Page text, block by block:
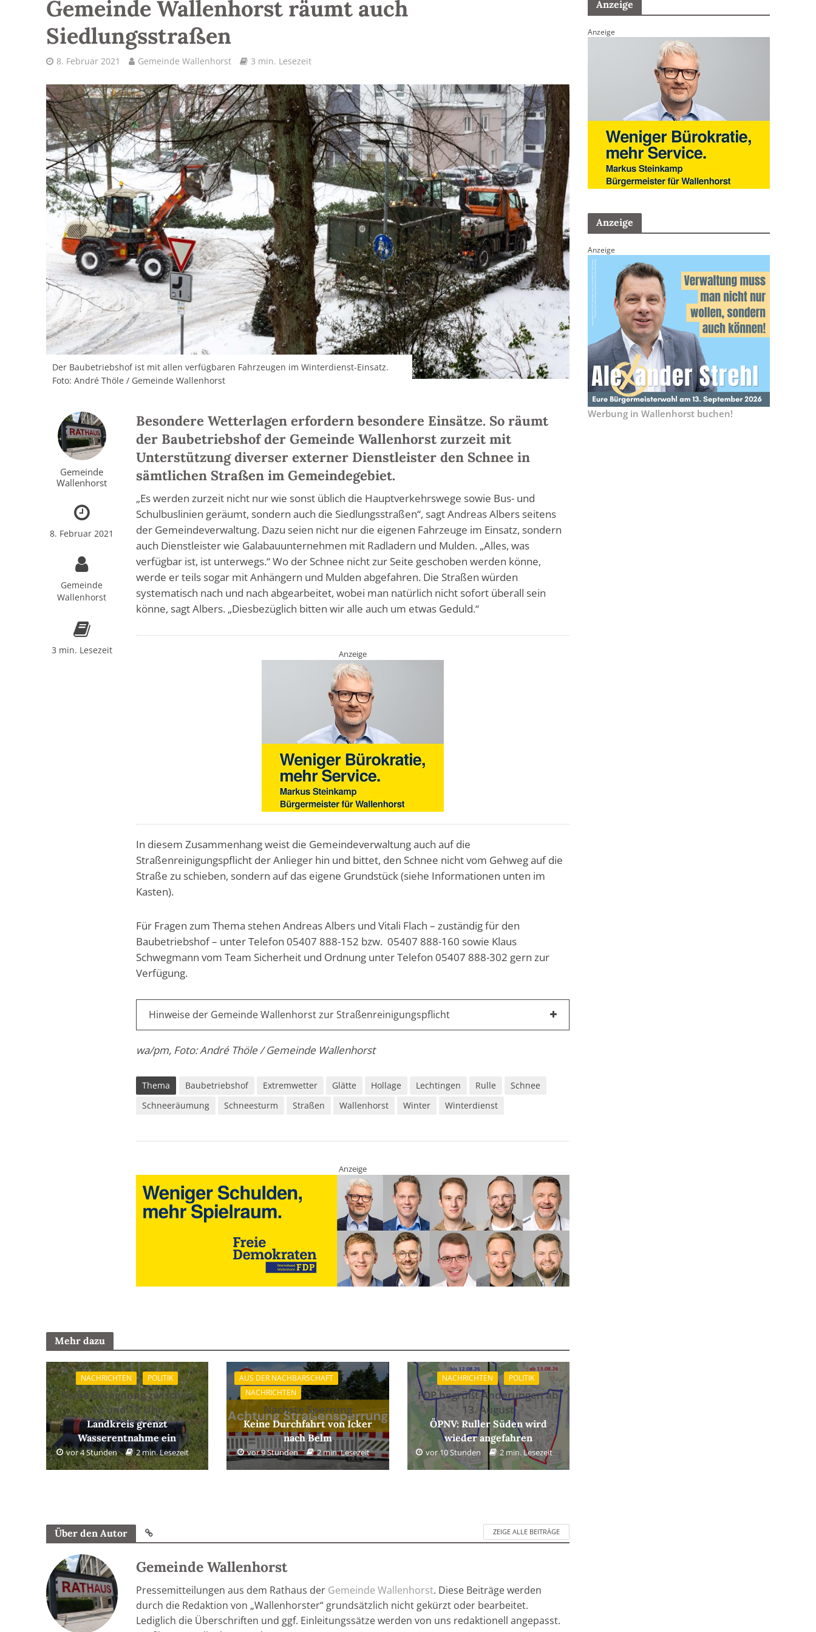
Gemeinde Wallenhorst räumt auch
Siedlungsstraßen
8. Februar 2021 Gemeinde Wallenhorst 3 min. Lesezeit
Der Baubetriebshof ist mit allen verfügbaren Fahrzeugen im Winterdienst-Einsatz.
Foto: André Thöle / Gemeinde Wallenhorst
Gemeinde
Wallenhorst
8. Februar 2021
Gemeinde
Wallenhorst
3 min. Lesezeit
Besondere Wetterlagen erfordern besondere Einsätze. So räumt
der Baubetriebshof der Gemeinde Wallenhorst zurzeit mit
Unterstützung diverser externer Dienstleister den Schnee in
sämtlichen Straßen im Gemeindegebiet.
„Es werden zurzeit nicht nur wie sonst üblich die Hauptverkehrswege sowie Bus- und
Schulbuslinien geräumt, sondern auch die Siedlungsstraßen“, sagt Andreas Albers seitens
der Gemeindeverwaltung. Dazu seien nicht nur die eigenen Fahrzeuge im Einsatz, sondern
auch Dienstleister wie Galabauunternehmen mit Radladern und Mulden. „Alles, was
verfügbar ist, ist unterwegs.“ Wo der Schnee nicht zur Seite geschoben werden könne,
werde er teils sogar mit Anhängern und Mulden abgefahren. Die Straßen würden
systematisch nach und nach abgearbeitet, wobei man natürlich nicht sofort überall sein
könne, sagt Albers. „Diesbezüglich bitten wir alle auch um etwas Geduld.“
Anzeige
In diesem Zusammenhang weist die Gemeindeverwaltung auch auf die
Straßenreinigungspflicht der Anlieger hin und bittet, den Schnee nicht vom Gehweg auf die
Straße zu schieben, sondern auf das eigene Grundstück (siehe Informationen unten im
Kasten).
Für Fragen zum Thema stehen Andreas Albers und Vitali Flach – zuständig für den
Baubetriebshof – unter Telefon 05407 888-152 bzw. 05407 888-160 sowie Klaus
Schwegmann vom Team Sicherheit und Ordnung unter Telefon 05407 888-302 gern zur
Verfügung.
Hinweise der Gemeinde Wallenhorst zur Straßenreinigungspflicht
wa/pm, Foto: André Thöle / Gemeinde Wallenhorst
Thema Baubetriebshof Extremwetter Glätte Hollage Lechtingen Rulle
Schnee
Schneeräumung
Schneesturm Straßen Wallenhorst Winter Winterdienst
Anzeige
Mehr dazu
NACHRICHTEN POLITIK
Keine Beregnung zwischen
12 und 18 Uhr
Landkreis grenzt
Wasserentnahme ein
vor 4 Stunden 2 min. Lesezeit
AUS DER NACHBARSCHAFT
NACHRICHTEN
Nächste Sperrung
Keine Durchfahrt von Icker
nach Belm
vor 9 Stunden 2 min. Lesezeit
NACHRICHTEN POLITIK
FDP begrüßt Änderungen ab
13. August
ÖPNV: Ruller Süden wird
wieder angefahren
vor 10 Stunden 2 min. Lesezeit
Über den Autor ZEIGE ALLE BEITRÄGE
Gemeinde Wallenhorst
Pressemitteilungen aus dem Rathaus der Gemeinde Wallenhorst. Diese Beiträge werden
durch die Redaktion von „Wallenhorster“ grundsätzlich nicht gekürzt oder bearbeitet.
Lediglich die Überschriften und ggf. Einleitungssätze werden von uns redaktionell angepasst.
Anzeige
Anzeige
Anzeige
Anzeige
Werbung in Wallenhorst buchen!